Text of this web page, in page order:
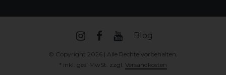
Blog
© Copyright 2026 | Alle Rechte vorbehalten.
* inkl. ges. MwSt. zzgl. Versandkosten